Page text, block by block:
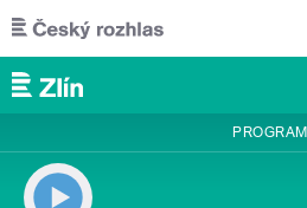
Přejít k hlavnímu obsahu
PROGRAM